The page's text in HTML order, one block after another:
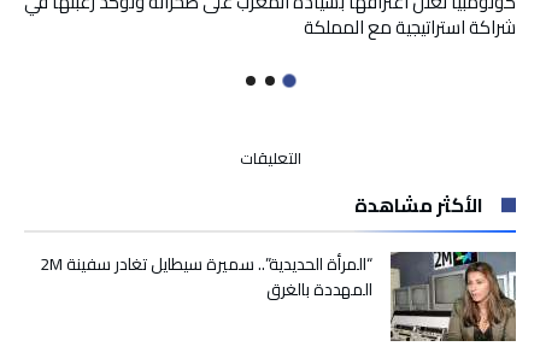
شراكة استراتيجية مع المملكة
التعليقات
القانوني
يؤجل
انتخاب
الأكثر مشاهدة
“المرأة الحديدية”.. سميرة سيطايل تغادر سفينة 2M
المهددة بالغرق